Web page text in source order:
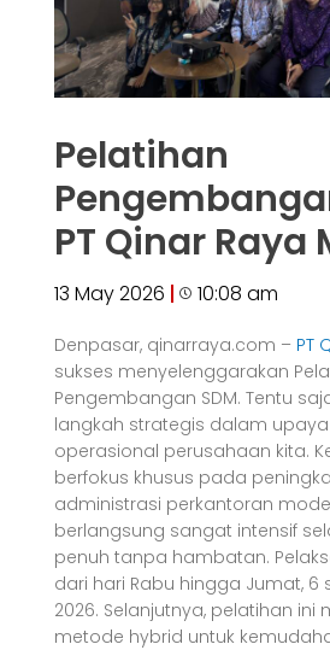
Pelatihan
PT Qinar Raya
13 May 2026 10:08 am
Denpasar, qinarraya.com – PT
sukses menyelenggarakan
Pengembangan SDM. Tentu
langkah strategis dalam
operasional perusahaan kita.
berfokus khusus pada
administrasi perkantoran
berlangsung sangat intensif
penuh tanpa hambatan.
dari hari Rabu hingga Jumat, 6
2026. Selanjutnya, pelatihan ini
metode hybrid untuk